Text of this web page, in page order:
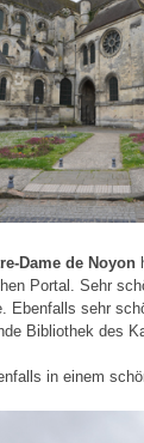
Dame de Noyon
Portal. Sehr
Ebenfalls sehr
Bibliothek des
in einem